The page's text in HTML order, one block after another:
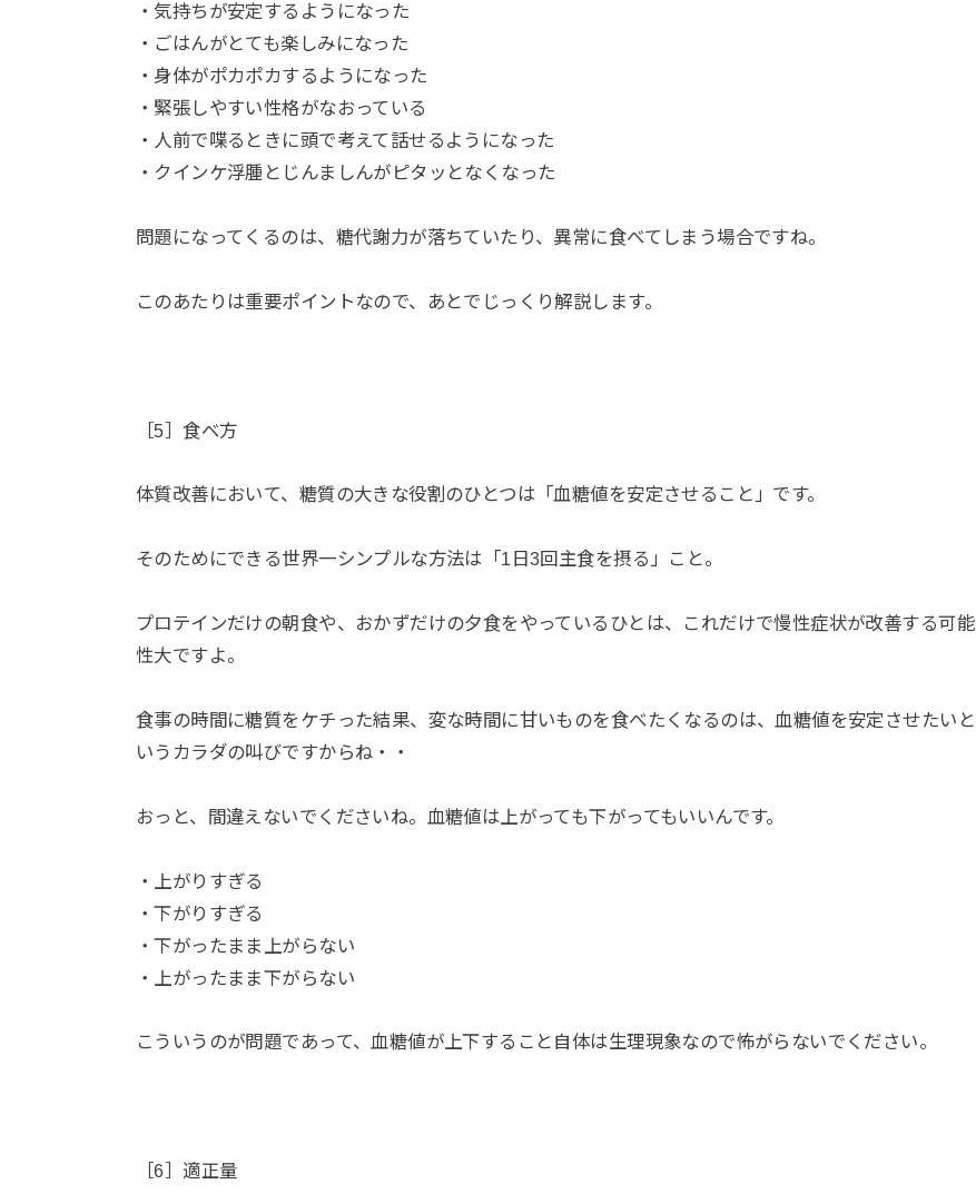
・気持ちが安定するようになった
・ごはんがとても楽しみになった
・身体がポカポカするようになった
・緊張しやすい性格がなおっている
・人前で喋るときに頭で考えて話せるようになった
・クインケ浮腫とじんましんがピタッとなくなった
問題になってくるのは、糖代謝力が落ちていたり、異常に食べてしまう場合ですね。
このあたりは重要ポイントなので、あとでじっくり解説します。
［5］食べ方
体質改善において、糖質の大きな役割のひとつは「血糖値を安定させること」です。
そのためにできる世界一シンプルな方法は「1日3回主食を摂る」こと。
プロテインだけの朝食や、おかずだけの夕食をやっているひとは、これだけで慢性症状が改善する可能
性大ですよ。
食事の時間に糖質をケチった結果、変な時間に甘いものを食べたくなるのは、血糖値を安定させたいと
いうカラダの叫びですからね・・
おっと、間違えないでくださいね。血糖値は上がっても下がってもいいんです。
・上がりすぎる
・下がりすぎる
・下がったまま上がらない
・上がったまま下がらない
こういうのが問題であって、血糖値が上下すること自体は生理現象なので怖がらないでください。
［6］適正量